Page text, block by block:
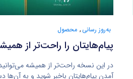
به‌روز رسانی, محصول
پیام‌هایتان را راحت‌تر از
در این نسخه راحت‌تر از همیشه
آمدن پیام‌هایتان باخبر شوید و به آن‌ها